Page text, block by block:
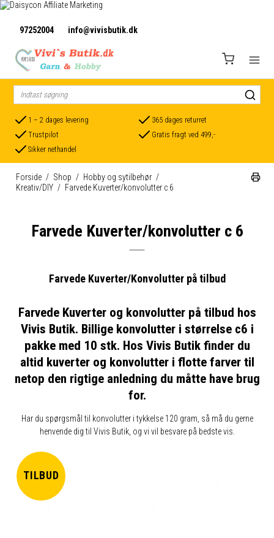
97252004 info@vivisbutik.dk
1 – 2 dages levering
365 dages returret
Trustpilot
Gratis fragt ved 499,-
Sikker nethandel
Forside / Shop / Hobby og sytilbehør /
Kreativ/DIY / Farvede Kuverter/konvolutter c 6
Farvede Kuverter/konvolutter c 6
Farvede Kuverter/Konvolutter på tilbud
Farvede Kuverter og konvolutter på tilbud hos
Vivis Butik. Billige konvolutter i størrelse c6 i
pakke med 10 stk. Hos Vivis Butik finder du
altid kuverter og konvolutter i flotte farver til
netop den rigtige anledning du måtte have brug
for.
Har du spørgsmål til konvolutter i tykkelse 120 gram, så må du gerne
henvende dig til Vivis Butik, og vi vil besvare på bedste vis.
TILBUD